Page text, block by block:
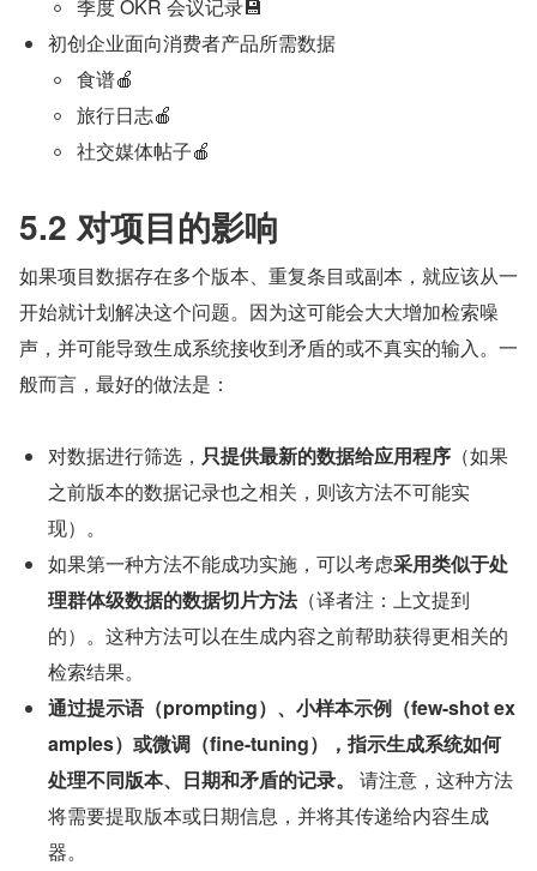
季度 OKR 会议记录💾
初创企业面向消费者产品所需数据
食谱🍎
旅行日志🍎
社交媒体帖子🍎
5.2 对项目的影响
如果项目数据存在多个版本、重复条目或副本，就应该从一
开始就计划解决这个问题。因为这可能会大大增加检索噪
声，并可能导致生成系统接收到矛盾的或不真实的输入。一
般而言，最好的做法是：
对数据进行筛选， 只提供最新的数据给应用程序 （如果
之前版本的数据记录也之相关，则该方法不可能实
现）。
如果第一种方法不能成功实施，可以考虑采用类似于处
理群体级数据的数据切片方法（译者注：上文提到
的）。这种方法可以在生成内容之前帮助获得更相关的
检索结果。
通过提示语（prompting）、小样本示例（few-shot ex
amples）或微调（fine-tuning），指示生成系统如何
处理不同版本、日期和矛盾的记录。
请注意，这种方法
将需要提取版本或日期信息，并将其传递给内容生成
器。